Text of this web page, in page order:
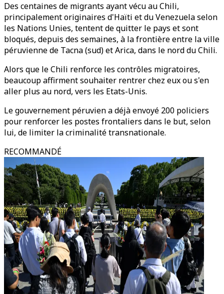
Des centaines de migrants ayant vécu au Chili,
principalement originaires d'Haïti et du Venezuela selon
les Nations Unies, tentent de quitter le pays et sont
bloqués, depuis des semaines, à la frontière entre la ville
péruvienne de Tacna (sud) et Arica, dans le nord du Chili.
Alors que le Chili renforce les contrôles migratoires,
beaucoup affirment souhaiter rentrer chez eux ou s'en
aller plus au nord, vers les Etats-Unis.
Le gouvernement péruvien a déjà envoyé 200 policiers
pour renforcer les postes frontaliers dans le but, selon
lui, de limiter la criminalité transnationale.
RECOMMANDÉ